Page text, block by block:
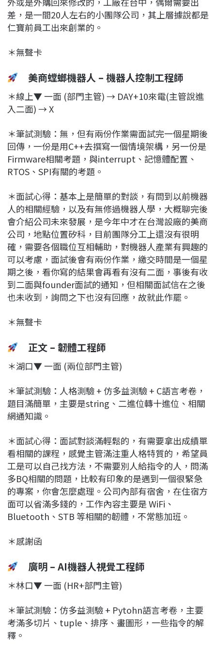
差，是一間20人左右的小團隊公司，其上層據說都是
仁寶前員工出來創業的。
＊無聲卡
美商螳螂機器人 – 機器人控制工程師
＊線上▼ 一面 (部門主管) → DAY+10來電(主管說進
入二面) → X
＊筆試測驗：無，但有兩份作業需面試完一個星期後
回傳，一份是用C++去撰寫一個情境架構，另一份是
Firmware相關考題，與interrupt、記憶體配置、
RTOS、SPI有關的考題。
＊面試心得：基本上是簡單的對談，有問到以前機器
人的相關經驗，以及有無修過機器人學，大概聊完後
會介紹公司未來發展，是今年中才在台灣設廠的美商
公司，地點位置矽科，目前團隊分工上還沒有很明
確，需要各個職位互相輔助，對機器人產業有興趣的
可以考慮，面試後會有兩份作業，繳交時間是一個星
期之後，看你寫的結果會再看有沒有二面，事後有收
到二面與founder面試的通知，但相關面試信在之後
也未收到，詢問之下也沒有回應，故就此作罷。
＊無聲卡
正文 – 韌體工程師
＊湖口▼ 一面 (兩位部門主管)
＊筆試測驗：人格測驗 + 仿多益測驗 + C語言考卷，
題目滿簡單，主要是string、二進位轉十進位、相關
網通知識。
＊面試心得：面試對談滿輕鬆的，有需要拿出成績單
看相關的課程，感覺主管滿注重人格特質的，希望員
工是可以自己找方法，不需要別人給指令的人，問滿
多BQ相關的問題，比較有印象的是遇到一個很緊急
的專案，你會怎麼處理。公司內部有宿舍，在住宿方
面可以省滿多錢的，工作內容主要是 WiFi、
Bluetooth、STB 等相關的韌體，不常態加班。
＊感謝函
廣明 – AI機器人視覺工程師
＊林口▼ 一面 (HR+部門主管)
＊筆試測驗：仿多益測驗 + Pytohn語言考卷，主要
考滿多切片、tuple、排序、畫圖形，一些指令的解
釋。